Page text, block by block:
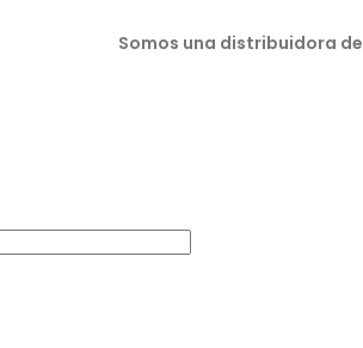
Somos una distribuidora de